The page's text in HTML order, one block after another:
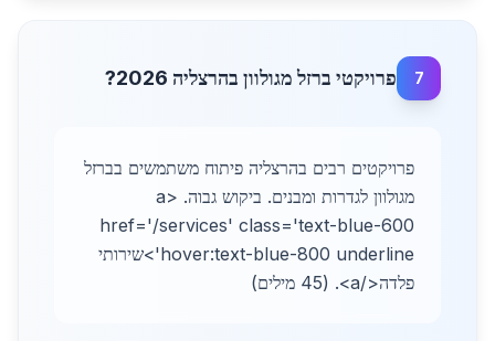
7 פרויקטי ברזל מגולוון בהרצליה 2026?
פרויקטים רבים בהרצליה פיתוח משתמשים בברזל
מגולוון לגדרות ומבנים. ביקוש גבוה. <a
href='/services' class='text-blue-600
hover:text-blue-800 underline'>שירותי
פלדה</a>. (45 מילים)